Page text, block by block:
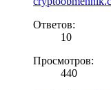
Ответов:
10
Просмотров:
440